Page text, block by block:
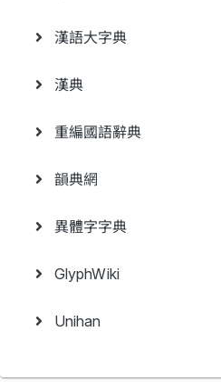
漢語大字典
漢典
重編國語辭典
韻典網
異體字字典
GlyphWiki
Unihan